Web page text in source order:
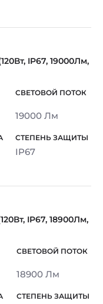
IP67, 19000Лм,
19000 Лм
IP67
IP67, 18900Лм,
18900 Лм